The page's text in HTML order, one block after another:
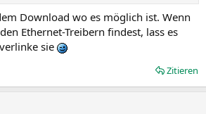
Download wo es möglich ist. Wenn
Ethernet-Treibern findest, lass es
sie
Zitieren